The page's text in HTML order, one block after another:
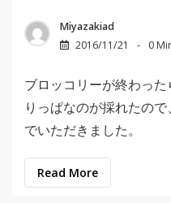
Miyazakiad
2016/11/21
0
ブロッコリーが終わっ
りっぱなのが採れたの
でいただきました。
Read More